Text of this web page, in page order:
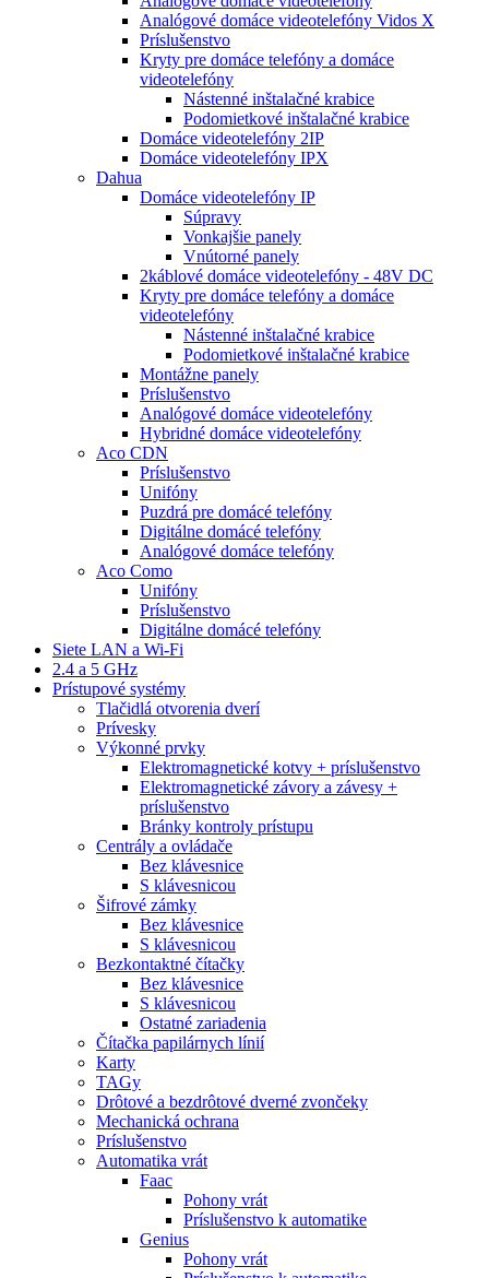
Analógové domáce videotelefóny Vidos X
Príslušenstvo
Kryty pre domáce telefóny a domáce
videotelefóny
Nástenné inštalačné krabice
Podomietkové inštalačné krabice
Domáce videotelefóny 2IP
Domáce videotelefóny IPX
Dahua
Domáce videotelefóny IP
Súpravy
Vonkajšie panely
Vnútorné panely
2káblové domáce videotelefóny - 48V DC
Kryty pre domáce telefóny a domáce
videotelefóny
Nástenné inštalačné krabice
Podomietkové inštalačné krabice
Montážne panely
Príslušenstvo
Analógové domáce videotelefóny
Hybridné domáce videotelefóny
Aco CDN
Príslušenstvo
Unifóny
Puzdrá pre domácé telefóny
Digitálne domácé telefóny
Analógové domáce telefóny
Aco Como
Unifóny
Príslušenstvo
Digitálne domácé telefóny
Siete LAN a Wi-Fi
2.4 a 5 GHz
Prístupové systémy
Tlačidlá otvorenia dverí
Prívesky
Výkonné prvky
Elektromagnetické kotvy + príslušenstvo
Elektromagnetické závory a závesy +
príslušenstvo
Bránky kontroly prístupu
Centrály a ovládače
Bez klávesnice
S klávesnicou
Šifrové zámky
Bez klávesnice
S klávesnicou
Bezkontaktné čítačky
Bez klávesnice
S klávesnicou
Ostatné zariadenia
Čítačka papilárnych línií
Karty
TAGy
Drôtové a bezdrôtové dverné zvončeky
Mechanická ochrana
Príslušenstvo
Automatika vrát
Faac
Pohony vrát
Príslušenstvo k automatike
Genius
Pohony vrát